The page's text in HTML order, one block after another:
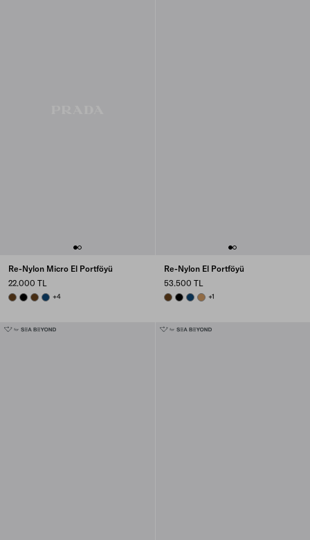
Re-Nylon Micro El Portföyü
22.000 TL
BRANDY
BLACKBRANDY
BALTIC BLUE
+4
Re-Nylon El Portföyü
53.500 TL
BRANDY
BLACKBALTIC BLUE
CAMEL BROWN
+1